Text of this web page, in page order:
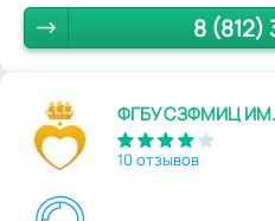
8
ФГБУ СЗФМИЦ
10 отзывов